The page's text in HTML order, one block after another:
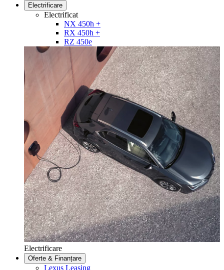
Electrificare
Electrificat
NX 450h +
RX 450h +
RZ 450e
Electrificare
Oferte & Finanțare
Lexus Leasing